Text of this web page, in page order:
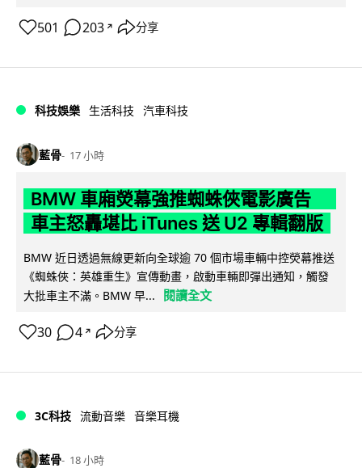
501 203 ↗ 分享
科技娛樂 生活科技 汽車科技
藍骨 17 小時
BMW 車廂熒幕強推蜘蛛俠電影廣告
車主怒轟堪比 iTunes 送 U2 專輯翻版
BMW 近日透過無線更新向全球逾 70 個市場車輛中控熒幕推送
《蜘蛛俠：英雄重生》宣傳動畫，啟動車輛即彈出通知，觸發
大批車主不滿。BMW 早...
閱讀全文
30 4 ↗ 分享
3C科技 流動音樂 音樂耳機
藍骨 18 小時